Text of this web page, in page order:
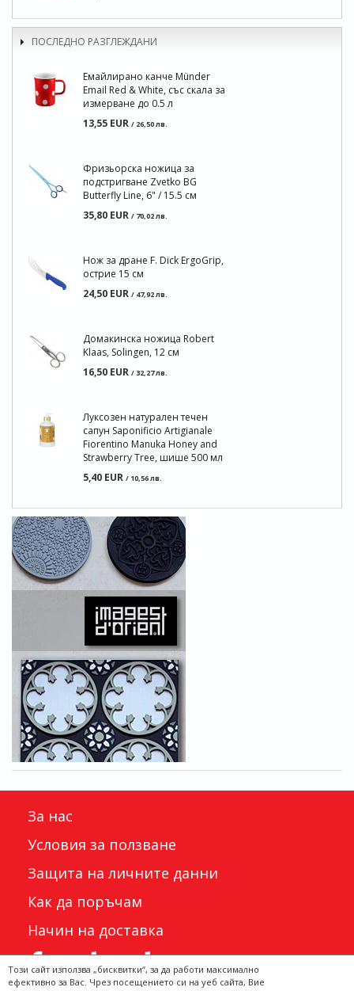
ПОСЛЕДНО РАЗГЛЕЖДАНИ
Емайлирано канче Münder
Email Red & White, със скала за
измерване до 0.5 л
13,55 EUR / 26,50 лв.
Фризьорска ножица за
подстригване Zvetko BG
Butterfly Line, 6" / 15.5 см
35,80 EUR / 70,02 лв.
Нож за дране F. Dick ErgoGrip,
острие 15 см
24,50 EUR / 47,92 лв.
Домакинска ножица Robert
Klaas, Solingen, 12 см
16,50 EUR / 32,27 лв.
Луксозен натурален течен
сапун Saponificio Artigianale
Fiorentino Manuka Honey and
Strawberry Tree, шише 500 мл
5,40 EUR / 10,56 лв.
За нас
Условия за ползване
Защита на личните данни
Как да поръчам
Начин на доставка
Този сайт използва „бисквитки“, за да работи максимално
ефективно за Вас. Чрез посещението си на уеб сайта, Вие